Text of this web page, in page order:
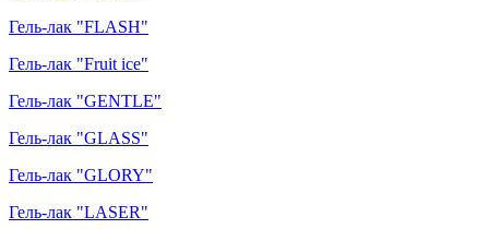
Гель-лак "FLASH"
Гель-лак "Fruit ice"
Гель-лак "GENTLE"
Гель-лак "GLASS"
Гель-лак "GLORY"
Гель-лак "LASER"